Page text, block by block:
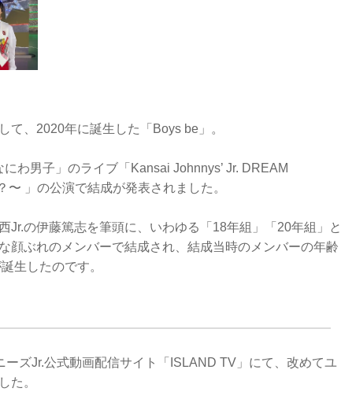
て、2020年に誕生した「Boys be」。
わ男子」のライブ「Kansai Johnnys’ Jr. DREAM
」の公演で結成が発表されました。
Jr.の伊藤篤志を筆頭に、いわゆる「18年組」「20年組」と
顔ぶれのメンバーで結成され、結成当時のメンバーの年齢
生したのです。
ーズJr.公式動画配信サイト「ISLAND TV」にて、改めてユ
た。